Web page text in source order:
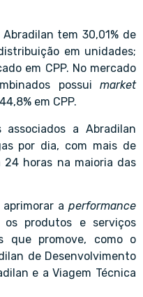
tem 30,01% de
em unidades;
em CPP. No mercado
possui market
em CPP.
a Abradilan
por dia, com mais de
horas na maioria das
a performance
produtos e serviços
que promove, como o
de Desenvolvimento
e a Viagem Técnica